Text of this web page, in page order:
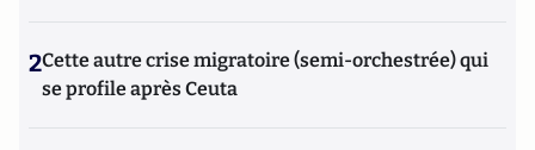
2Cette autre crise migratoire (semi-orchestrée) qui
se profile après Ceuta